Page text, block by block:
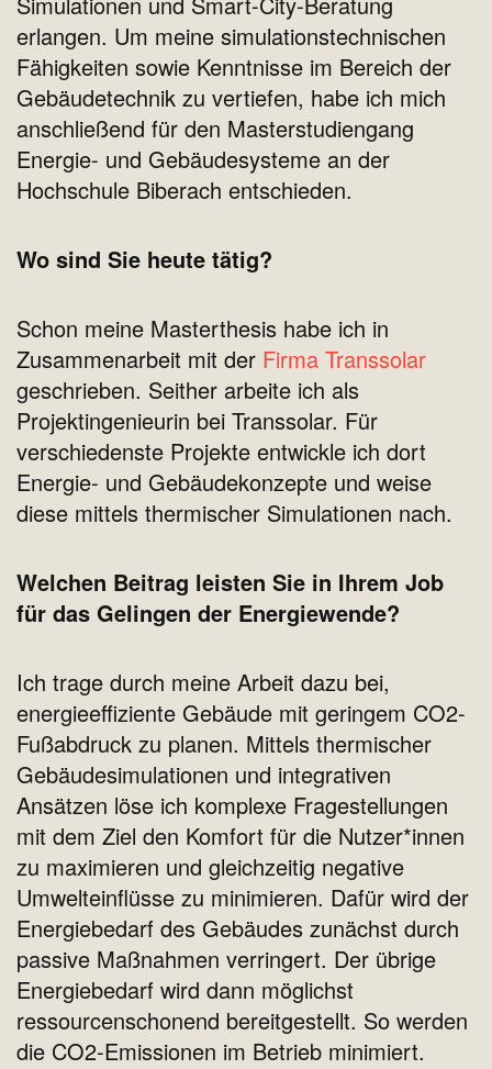
erlangen. Um meine simulationstechnischen
Fähigkeiten sowie Kenntnisse im Bereich der
Gebäudetechnik zu vertiefen, habe ich mich
anschließend für den Masterstudiengang
Energie- und Gebäudesysteme an der
Hochschule Biberach entschieden.
Wo sind Sie heute tätig?
Schon meine Masterthesis habe ich in
Zusammenarbeit mit der Firma Transsolar
geschrieben. Seither arbeite ich als
Projektingenieurin bei Transsolar. Für
verschiedenste Projekte entwickle ich dort
Energie- und Gebäudekonzepte und weise
diese mittels thermischer Simulationen nach.
Welchen Beitrag leisten Sie in Ihrem Job
für das Gelingen der Energiewende?
Ich trage durch meine Arbeit dazu bei,
energieeffiziente Gebäude mit geringem CO2-
Fußabdruck zu planen. Mittels thermischer
Gebäudesimulationen und integrativen
Ansätzen löse ich komplexe Fragestellungen
mit dem Ziel den Komfort für die Nutzer*innen
zu maximieren und gleichzeitig negative
Umwelteinflüsse zu minimieren. Dafür wird der
Energiebedarf des Gebäudes zunächst durch
passive Maßnahmen verringert. Der übrige
Energiebedarf wird dann möglichst
ressourcenschonend bereitgestellt. So werden
die CO2-Emissionen im Betrieb minimiert.